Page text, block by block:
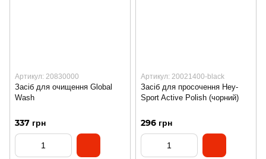
Артикул: 20830000
Засіб для очищення Global
Wash
337 грн
Артикул: 20021400-black
Засіб для просочення Hey-
Sport Active Polish (чорний)
296 грн